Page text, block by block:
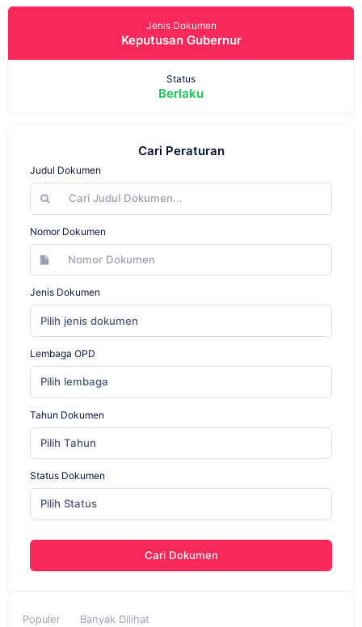
Jenis Dokumen
Keputusan Gubernur
Status
Berlaku
Cari Peraturan
Judul Dokumen
Nomor Dokumen
Jenis Dokumen
Pilih jenis dokumen
Lembaga OPD
Pilih lembaga
Tahun Dokumen
Pilih Tahun
Status Dokumen
Pilih Status
Cari Dokumen
Populer Banyak Dilihat